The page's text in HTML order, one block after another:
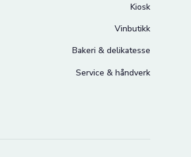
Kiosk
Vinbutikk
Bakeri & delikatesse
Service & håndverk